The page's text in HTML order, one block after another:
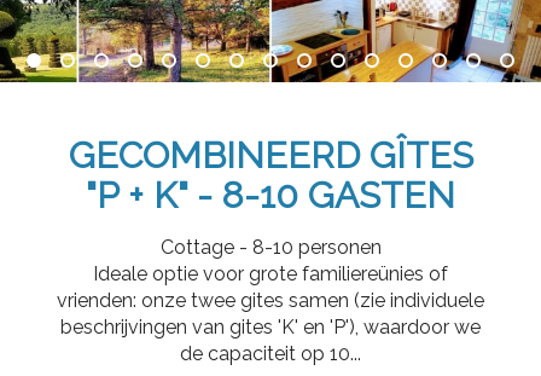
GECOMBINEERD GÎTES
"P + K" - 8-10 GASTEN
Cottage - 8-10 personen
Ideale optie voor grote familiereünies of
vrienden: onze twee gites samen (zie individuele
beschrijvingen van gites 'K' en 'P'), waardoor we
de capaciteit op 10...